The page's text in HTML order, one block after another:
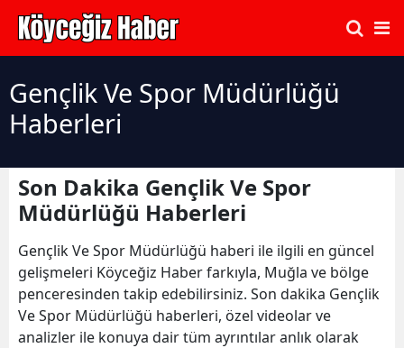
Gençlik Ve Spor Müdürlüğü
Haberleri
Son Dakika Gençlik Ve Spor
Müdürlüğü Haberleri
Gençlik Ve Spor Müdürlüğü haberi ile ilgili en güncel
gelişmeleri Köyceğiz Haber farkıyla, Muğla ve bölge
penceresinden takip edebilirsiniz. Son dakika Gençlik
Ve Spor Müdürlüğü haberleri, özel videolar ve
analizler ile konuya dair tüm ayrıntılar anlık olarak